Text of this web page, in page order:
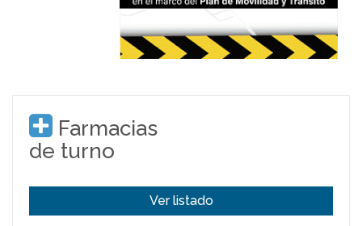
Farmacias
de turno
Ver listado